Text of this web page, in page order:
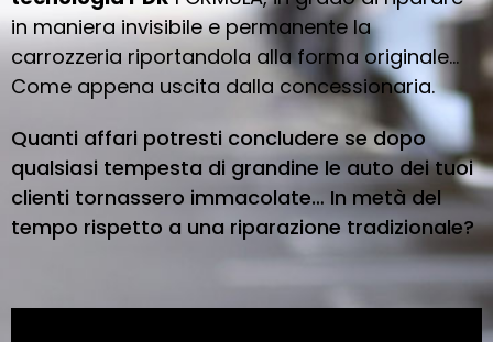
in maniera invisibile e permanente la
carrozzeria riportandola alla forma originale...
Come appena uscita dalla concessionaria.
Quanti affari potresti concludere se dopo
qualsiasi tempesta di grandine le auto dei tuoi
clienti tornassero immacolate… In metà del
tempo rispetto a una riparazione tradizionale?